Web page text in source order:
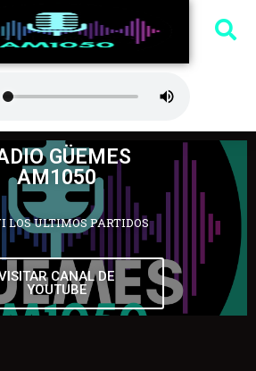
GÜEMES
AM1050
LOS ULTIMOS PARTIDOS
CANAL DE
YOUTUBE